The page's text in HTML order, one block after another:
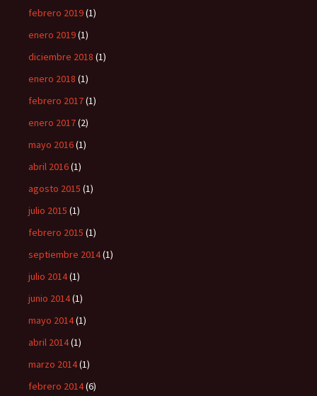
febrero 2019(1)
enero 2019(1)
diciembre 2018 (1)
enero 2018 (1)
febrero 2017(1)
enero 2017(2)
mayo 2016(1)
abril 2016(1)
agosto 2015 (1)
julio 2015 (1)
febrero 2015 (1)
septiembre 2014(1)
julio 2014(1)
junio 2014(1)
mayo 2014(1)
abril 2014(1)
marzo 2014(1)
febrero 2014(6)